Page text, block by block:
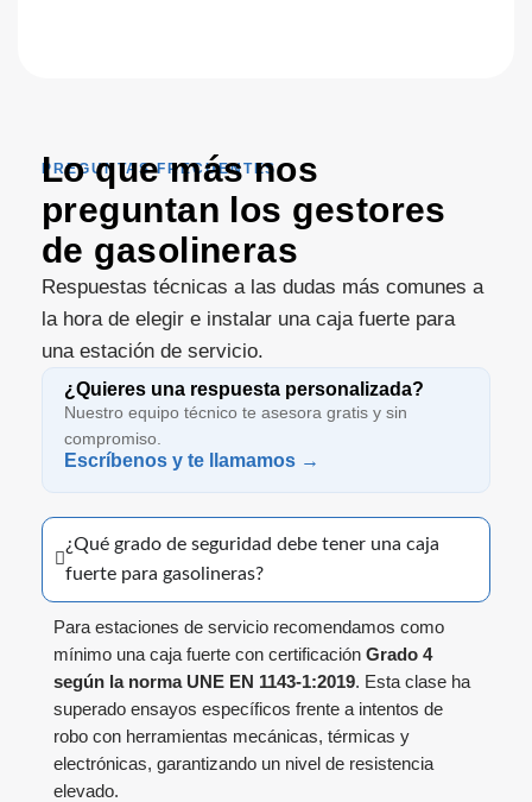
PREGUNTAS FRECUENTES
Lo que más nos
preguntan los gestores
de gasolineras
Respuestas técnicas a las dudas más comunes a
la hora de elegir e instalar una caja fuerte para
una estación de servicio.
¿Quieres una respuesta personalizada?
Nuestro equipo técnico te asesora gratis y sin
compromiso.
Escríbenos y te llamamos →
¿Qué grado de seguridad debe tener una caja
fuerte para gasolineras?
Para estaciones de servicio recomendamos como
mínimo una caja fuerte con certificación Grado 4
según la norma UNE EN 1143-1:2019. Esta clase ha
superado ensayos específicos frente a intentos de
robo con herramientas mecánicas, térmicas y
electrónicas, garantizando un nivel de resistencia
elevado.